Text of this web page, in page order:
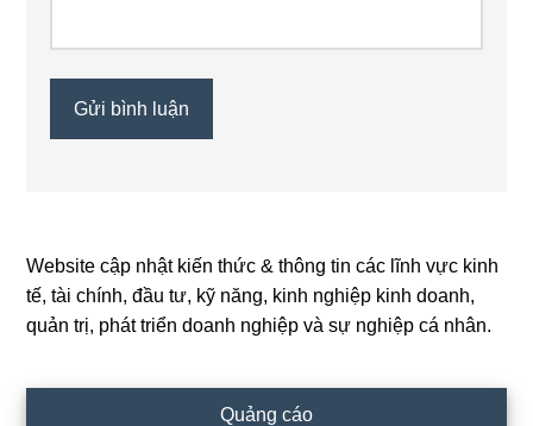
Primary
Sidebar
Website cập nhật kiến thức & thông tin các lĩnh vực kinh
tế, tài chính, đầu tư, kỹ năng, kinh nghiệp kinh doanh,
quản trị, phát triển doanh nghiệp và sự nghiệp cá nhân.
Quảng cáo